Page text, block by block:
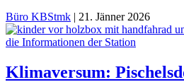
Büro KBStmk | 21. Jänner 2026
Klimaversum: